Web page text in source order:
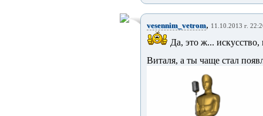
vesennim_vetrom, 11.10.2013 г.
Да, это ж... искусство,
Виталя, а ты чаще стал